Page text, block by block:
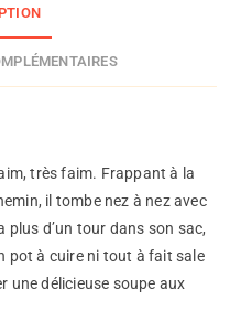
très faim. Frappant à la
il tombe nez à nez avec
plus d’un tour dans son sac,
pot à cuire ni tout à fait sale
une délicieuse soupe aux